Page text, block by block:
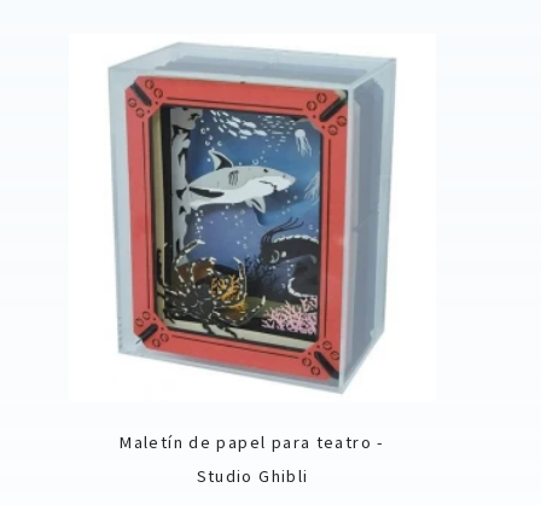
Maletín de papel para teatro -
Studio Ghibli